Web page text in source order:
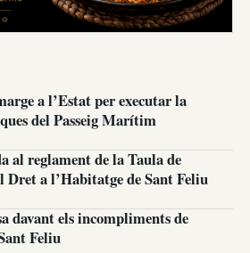
a l’Estat per executar la
del Passeig Marítim
al reglament de la Taula de
a l’Habitatge de Sant Feliu
davant els incompliments de
Feliu